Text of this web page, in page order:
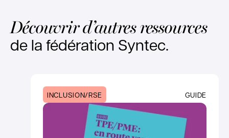
Découvrir d’autres ressources
de la fédération Syntec.
INCLUSION/RSE GUIDE